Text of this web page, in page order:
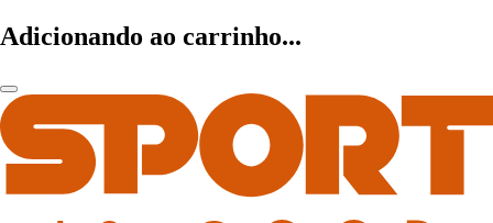
Adicionando ao carrinho...